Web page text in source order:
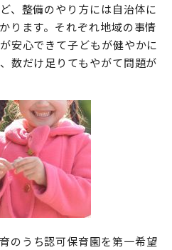
、整備のやり方には自治体に
ります。それぞれ地域の事情
安心できて子どもが健やかに
数だけ足りてもやがて問題が
のうち認可保育園を第一希望